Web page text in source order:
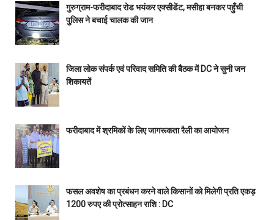
गुरुग्राम-फरीदाबाद रोड भयंकर एक्सीडेंट, मसीहा बनकर पहुँची
पुलिस ने बचाई चालक की जान
जिला लोक संपर्क एवं परिवाद समिति की बैठक में DC ने सुनी जन
शिकायतें
फरीदाबाद में श्रमिकों के लिए जागरूकता रैली का आयोजन
फसल अवशेष का प्रबंधन करने वाले किसानों को मिलेगी प्रति एकड़
1200 रुपए की प्रोत्साहन राशि : DC